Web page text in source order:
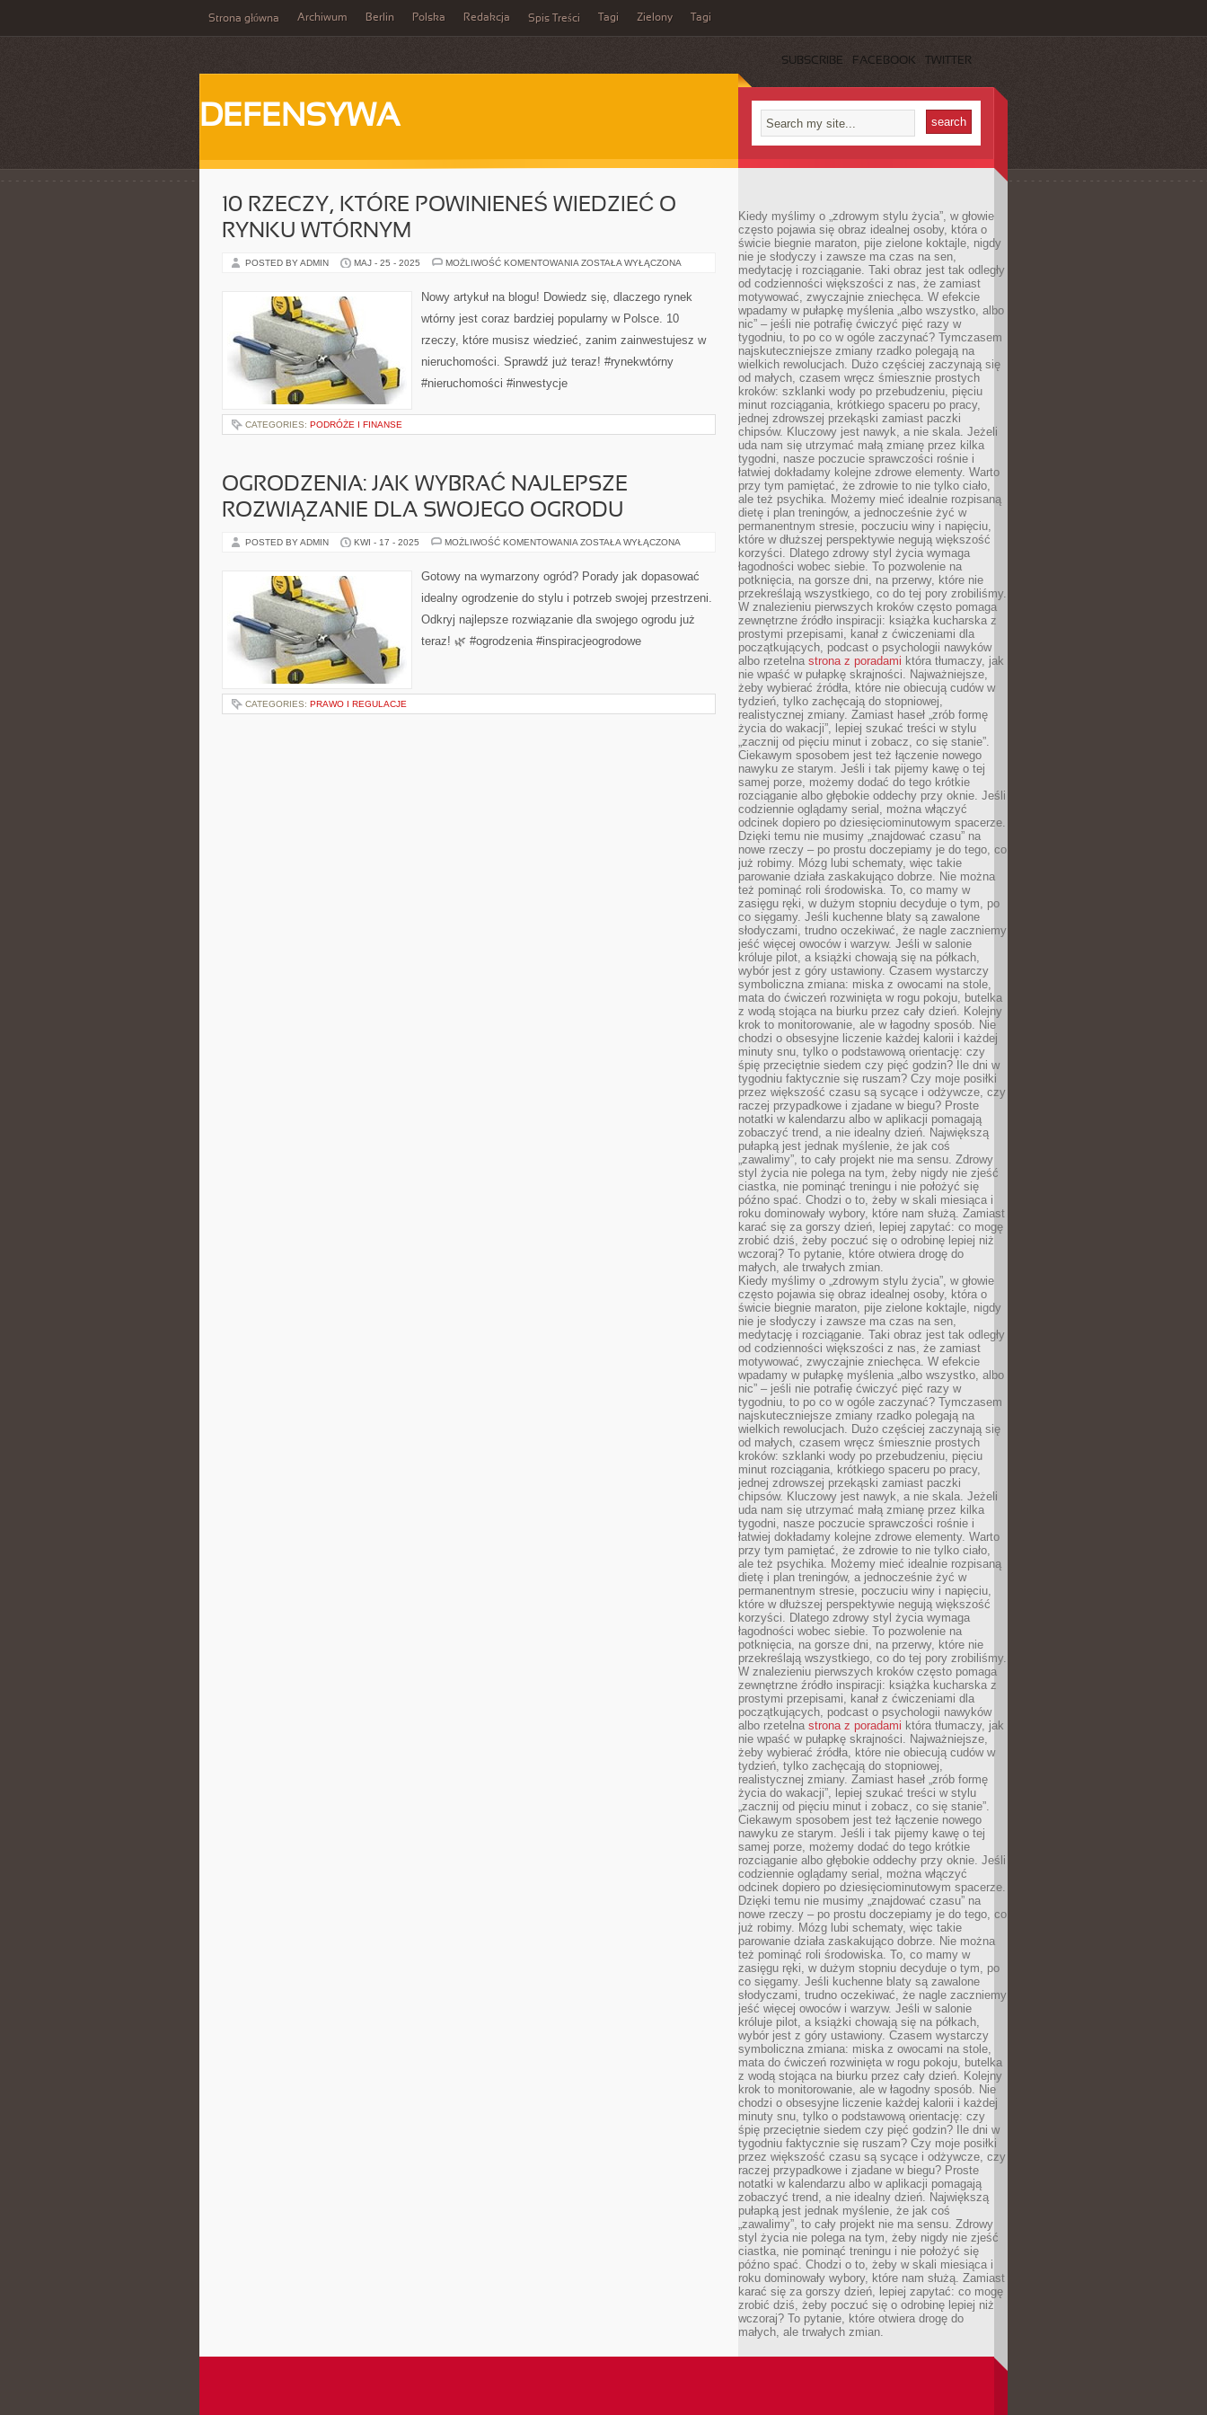
Strona główna Archiwum Berlin Polska Redakcja Spis Treści Tagi Zielony Tagi
SUBSCRIBE FACEBOOK TWITTER
DEFENSYWA
10 RZECZY, KTÓRE POWINIENEŚ WIEDZIEĆ O
RYNKU WTÓRNYM
POSTED BY ADMIN MAJ - 25 - 2025 MOŻLIWOŚĆ KOMENTOWANIA 10
POWINIENEŚ
WIEDZIEĆ
RYNKU
ZOSTAŁA WYŁĄCZONA
Nowy artykuł na blogu! Dowiedz się, dlaczego rynek
wtórny jest coraz bardziej popularny w Polsce. 10
rzeczy, które musisz wiedzieć, zanim zainwestujesz w
nieruchomości. Sprawdź już teraz! #rynekwtórny
#nieruchomości #inwestycje
CATEGORIES: PODRÓŻE I FINANSE
OGRODZENIA: JAK WYBRAĆ NAJLEPSZE
ROZWIĄZANIE DLA SWOJEGO OGRODU
POSTED BY ADMIN KWI - 17 - 2025 MOŻLIWOŚĆ KOMENTOWANIA OGRODZENIA:
NAJLEPSZE
ROZWIĄZANIE
SWOJEGO
ZOSTAŁA WYŁĄCZONA
Gotowy na wymarzony ogród? Porady jak dopasować
idealny ogrodzenie do stylu i potrzeb swojej przestrzeni.
Odkryj najlepsze rozwiązanie dla swojego ogrodu już
teraz! 🌿 #ogrodzenia #inspiracjeogrodowe
CATEGORIES: PRAWO I REGULACJE
Kiedy myślimy o „zdrowym stylu życia”, w głowie
często pojawia się obraz idealnej osoby, która o
świcie biegnie maraton, pije zielone koktajle, nigdy
nie je słodyczy i zawsze ma czas na sen,
medytację i rozciąganie. Taki obraz jest tak odległy
od codzienności większości z nas, że zamiast
motywować, zwyczajnie zniechęca. W efekcie
wpadamy w pułapkę myślenia „albo wszystko, albo
nic” – jeśli nie potrafię ćwiczyć pięć razy w
tygodniu, to po co w ogóle zaczynać? Tymczasem
najskuteczniejsze zmiany rzadko polegają na
wielkich rewolucjach. Dużo częściej zaczynają się
od małych, czasem wręcz śmiesznie prostych
kroków: szklanki wody po przebudzeniu, pięciu
minut rozciągania, krótkiego spaceru po pracy,
jednej zdrowszej przekąski zamiast paczki
chipsów. Kluczowy jest nawyk, a nie skala. Jeżeli
uda nam się utrzymać małą zmianę przez kilka
tygodni, nasze poczucie sprawczości rośnie i
łatwiej dokładamy kolejne zdrowe elementy. Warto
przy tym pamiętać, że zdrowie to nie tylko ciało,
ale też psychika. Możemy mieć idealnie rozpisaną
dietę i plan treningów, a jednocześnie żyć w
permanentnym stresie, poczuciu winy i napięciu,
które w dłuższej perspektywie negują większość
korzyści. Dlatego zdrowy styl życia wymaga
łagodności wobec siebie. To pozwolenie na
potknięcia, na gorsze dni, na przerwy, które nie
przekreślają wszystkiego, co do tej pory zrobiliśmy.
W znalezieniu pierwszych kroków często pomaga
zewnętrzne źródło inspiracji: książka kucharska z
prostymi przepisami, kanał z ćwiczeniami dla
początkujących, podcast o psychologii nawyków
albo rzetelna strona z poradami która tłumaczy, jak
nie wpaść w pułapkę skrajności. Najważniejsze,
żeby wybierać źródła, które nie obiecują cudów w
tydzień, tylko zachęcają do stopniowej,
realistycznej zmiany. Zamiast haseł „zrób formę
życia do wakacji”, lepiej szukać treści w stylu
„zacznij od pięciu minut i zobacz, co się stanie”.
Ciekawym sposobem jest też łączenie nowego
nawyku ze starym. Jeśli i tak pijemy kawę o tej
samej porze, możemy dodać do tego krótkie
rozciąganie albo głębokie oddechy przy oknie. Jeśli
codziennie oglądamy serial, można włączyć
odcinek dopiero po dziesięciominutowym spacerze.
Dzięki temu nie musimy „znajdować czasu” na
nowe rzeczy – po prostu doczepiamy je do tego, co
już robimy. Mózg lubi schematy, więc takie
parowanie działa zaskakująco dobrze. Nie można
też pominąć roli środowiska. To, co mamy w
zasięgu ręki, w dużym stopniu decyduje o tym, po
co sięgamy. Jeśli kuchenne blaty są zawalone
słodyczami, trudno oczekiwać, że nagle zaczniemy
jeść więcej owoców i warzyw. Jeśli w salonie
króluje pilot, a książki chowają się na półkach,
wybór jest z góry ustawiony. Czasem wystarczy
symboliczna zmiana: miska z owocami na stole,
mata do ćwiczeń rozwinięta w rogu pokoju, butelka
z wodą stojąca na biurku przez cały dzień. Kolejny
krok to monitorowanie, ale w łagodny sposób. Nie
chodzi o obsesyjne liczenie każdej kalorii i każdej
minuty snu, tylko o podstawową orientację: czy
śpię przeciętnie siedem czy pięć godzin? Ile dni w
tygodniu faktycznie się ruszam? Czy moje posiłki
przez większość czasu są sycące i odżywcze, czy
raczej przypadkowe i zjadane w biegu? Proste
notatki w kalendarzu albo w aplikacji pomagają
zobaczyć trend, a nie idealny dzień. Największą
pułapką jest jednak myślenie, że jak coś
„zawalimy”, to cały projekt nie ma sensu. Zdrowy
styl życia nie polega na tym, żeby nigdy nie zjeść
ciastka, nie pominąć treningu i nie położyć się
późno spać. Chodzi o to, żeby w skali miesiąca i
roku dominowały wybory, które nam służą. Zamiast
karać się za gorszy dzień, lepiej zapytać: co mogę
zrobić dziś, żeby poczuć się o odrobinę lepiej niż
wczoraj? To pytanie, które otwiera drogę do
małych, ale trwałych zmian.
Kiedy myślimy o „zdrowym stylu życia”, w głowie
często pojawia się obraz idealnej osoby, która o
świcie biegnie maraton, pije zielone koktajle, nigdy
nie je słodyczy i zawsze ma czas na sen,
medytację i rozciąganie. Taki obraz jest tak odległy
od codzienności większości z nas, że zamiast
motywować, zwyczajnie zniechęca. W efekcie
wpadamy w pułapkę myślenia „albo wszystko, albo
nic” – jeśli nie potrafię ćwiczyć pięć razy w
tygodniu, to po co w ogóle zaczynać? Tymczasem
najskuteczniejsze zmiany rzadko polegają na
wielkich rewolucjach. Dużo częściej zaczynają się
od małych, czasem wręcz śmiesznie prostych
kroków: szklanki wody po przebudzeniu, pięciu
minut rozciągania, krótkiego spaceru po pracy,
jednej zdrowszej przekąski zamiast paczki
chipsów. Kluczowy jest nawyk, a nie skala. Jeżeli
uda nam się utrzymać małą zmianę przez kilka
tygodni, nasze poczucie sprawczości rośnie i
łatwiej dokładamy kolejne zdrowe elementy. Warto
przy tym pamiętać, że zdrowie to nie tylko ciało,
ale też psychika. Możemy mieć idealnie rozpisaną
dietę i plan treningów, a jednocześnie żyć w
permanentnym stresie, poczuciu winy i napięciu,
które w dłuższej perspektywie negują większość
korzyści. Dlatego zdrowy styl życia wymaga
łagodności wobec siebie. To pozwolenie na
potknięcia, na gorsze dni, na przerwy, które nie
przekreślają wszystkiego, co do tej pory zrobiliśmy.
W znalezieniu pierwszych kroków często pomaga
zewnętrzne źródło inspiracji: książka kucharska z
prostymi przepisami, kanał z ćwiczeniami dla
początkujących, podcast o psychologii nawyków
albo rzetelna strona z poradami która tłumaczy, jak
nie wpaść w pułapkę skrajności. Najważniejsze,
żeby wybierać źródła, które nie obiecują cudów w
tydzień, tylko zachęcają do stopniowej,
realistycznej zmiany. Zamiast haseł „zrób formę
życia do wakacji”, lepiej szukać treści w stylu
„zacznij od pięciu minut i zobacz, co się stanie”.
Ciekawym sposobem jest też łączenie nowego
nawyku ze starym. Jeśli i tak pijemy kawę o tej
samej porze, możemy dodać do tego krótkie
rozciąganie albo głębokie oddechy przy oknie. Jeśli
codziennie oglądamy serial, można włączyć
odcinek dopiero po dziesięciominutowym spacerze.
Dzięki temu nie musimy „znajdować czasu” na
nowe rzeczy – po prostu doczepiamy je do tego, co
już robimy. Mózg lubi schematy, więc takie
parowanie działa zaskakująco dobrze. Nie można
też pominąć roli środowiska. To, co mamy w
zasięgu ręki, w dużym stopniu decyduje o tym, po
co sięgamy. Jeśli kuchenne blaty są zawalone
słodyczami, trudno oczekiwać, że nagle zaczniemy
jeść więcej owoców i warzyw. Jeśli w salonie
króluje pilot, a książki chowają się na półkach,
wybór jest z góry ustawiony. Czasem wystarczy
symboliczna zmiana: miska z owocami na stole,
mata do ćwiczeń rozwinięta w rogu pokoju, butelka
z wodą stojąca na biurku przez cały dzień. Kolejny
krok to monitorowanie, ale w łagodny sposób. Nie
chodzi o obsesyjne liczenie każdej kalorii i każdej
minuty snu, tylko o podstawową orientację: czy
śpię przeciętnie siedem czy pięć godzin? Ile dni w
tygodniu faktycznie się ruszam? Czy moje posiłki
przez większość czasu są sycące i odżywcze, czy
raczej przypadkowe i zjadane w biegu? Proste
notatki w kalendarzu albo w aplikacji pomagają
zobaczyć trend, a nie idealny dzień. Największą
pułapką jest jednak myślenie, że jak coś
„zawalimy”, to cały projekt nie ma sensu. Zdrowy
styl życia nie polega na tym, żeby nigdy nie zjeść
ciastka, nie pominąć treningu i nie położyć się
późno spać. Chodzi o to, żeby w skali miesiąca i
roku dominowały wybory, które nam służą. Zamiast
karać się za gorszy dzień, lepiej zapytać: co mogę
zrobić dziś, żeby poczuć się o odrobinę lepiej niż
wczoraj? To pytanie, które otwiera drogę do
małych, ale trwałych zmian.